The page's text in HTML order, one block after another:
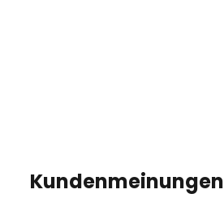
Kundenmeinungen